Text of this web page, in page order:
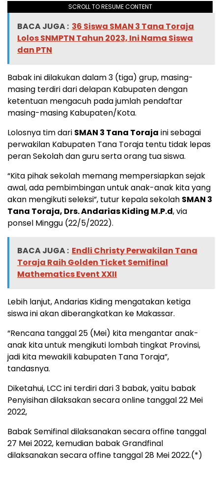
SCROLL TO RESUME CONTENT
BACA JUGA : 36 Siswa SMAN 3 Tana Toraja
Lolos SNMPTN Tahun 2023, Ini Nama Siswa
dan PTN
Babak ini dilakukan dalam 3 (tiga) grup, masing-
masing terdiri dari delapan Kabupaten dengan
ketentuan mengacuh pada jumlah pendaftar
masing-masing Kabupaten/Kota.
Lolosnya tim dari SMAN 3 Tana Toraja ini sebagai
perwakilan Kabupaten Tana Toraja tentu tidak lepas
peran Sekolah dan guru serta orang tua siswa.
“Kita pihak sekolah memang mempersiapkan sejak
awal, ada pembimbingan untuk anak-anak kita yang
akan mengikuti seleksi”, tutur kepala sekolah SMAN 3
Tana Toraja, Drs. Andarias Kiding M.P.d, via
ponsel Minggu (22/5/2022).
BACA JUGA : Endli Christy Perwakilan Tana
Toraja Raih Golden Ticket Semifinal
Mathematics Event XXII
Lebih lanjut, Andarias Kiding mengatakan ketiga
siswa ini akan diberangkatkan ke Makassar.
“Rencana tanggal 25 (Mei) kita mengantar anak-
anak kita untuk mengikuti lombah tingkat Provinsi,
jadi kita mewakili kabupaten Tana Toraja”,
tandasnya.
Diketahui, LCC ini terdiri dari 3 babak, yaitu babak
Penyisihan dilaksakan secara online tanggal 22 Mei
2022,
Babak Semifinal dilaksanakan secara offine tanggal
27 Mei 2022, kemudian babak Grandfinal
dilaksanakan secara offine tanggal 28 Mei 2022.(*)